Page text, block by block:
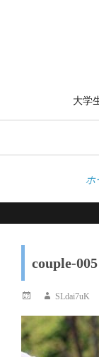
大学
ホ
couple-005
投
日
投
者
SLdai7uK